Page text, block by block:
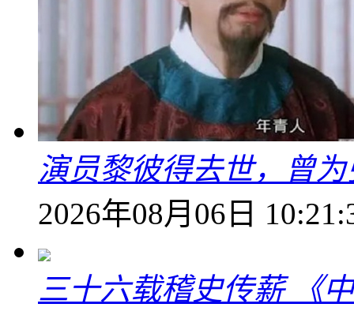
演员黎彼得去世，曾
2026年08月06日
三十六载稽史传薪 《